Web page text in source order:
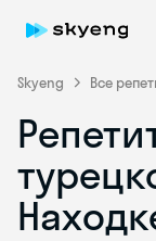
Skyeng Все